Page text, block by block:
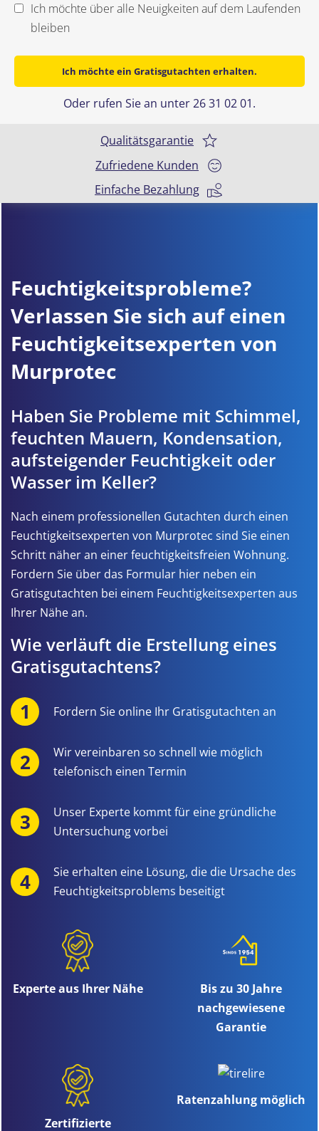
Feuchtigkeitsprobleme?
Verlassen Sie sich auf einen
Feuchtigkeitsexperten von
Murprotec
Haben Sie Probleme mit Schimmel,
feuchten Mauern, Kondensation,
aufsteigender Feuchtigkeit oder
Wasser im Keller?
Nach einem professionellen Gutachten durch einen
Feuchtigkeitsexperten von Murprotec sind Sie einen
Schritt näher an einer feuchtigkeitsfreien Wohnung.
Fordern Sie über das Formular hier neben ein
Gratisgutachten bei einem Feuchtigkeitsexperten aus
Ihrer Nähe an.
Wie verläuft die Erstellung eines
Gratisgutachtens?
Fordern Sie online Ihr Gratisgutachten an
Wir vereinbaren so schnell wie möglich
telefonisch einen Termin
Unser Experte kommt für eine gründliche
Untersuchung vorbei
Sie erhalten eine Lösung, die die Ursache des
Feuchtigkeitsproblems beseitigt
Experte aus Ihrer Nähe
Bis zu 30 Jahre
nachgewiesene
Garantie
Zertifizierte
Ratenzahlung möglich
Ich möchte über alle Neuigkeiten auf dem Laufenden
bleiben
Ich möchte ein Gratisgutachten erhalten.
Oder rufen Sie an unter 26 31 02 01.
Qualitätsgarantie
Zufriedene Kunden
Einfache Bezahlung